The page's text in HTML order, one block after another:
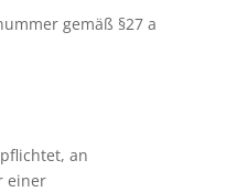
gemäß §27 a
an
einer